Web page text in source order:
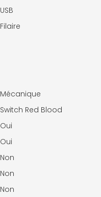
USB
Filaire
Mécanique
Switch Red Blood
Oui
Oui
Non
Non
Non